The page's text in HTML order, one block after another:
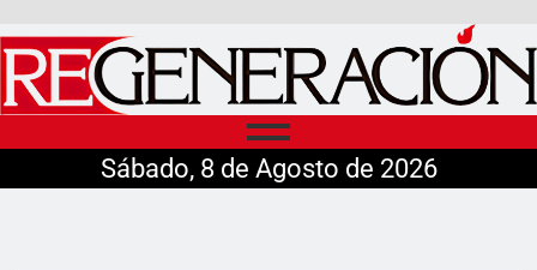
Sábado, 8 de Agosto de 2026